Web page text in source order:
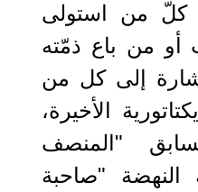
كلّ من استولى
أو من باع ذمّته
إلى كل من
الأخيرة،
"المنصف
النهضة "صاحبة